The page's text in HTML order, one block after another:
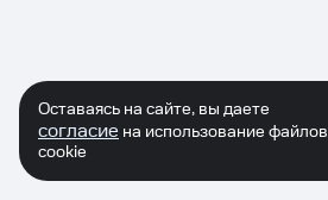
Оставаясь на сайте, вы даете
согласие на использование файлов
cookie